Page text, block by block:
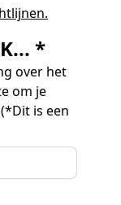
*
over het
om je
is een